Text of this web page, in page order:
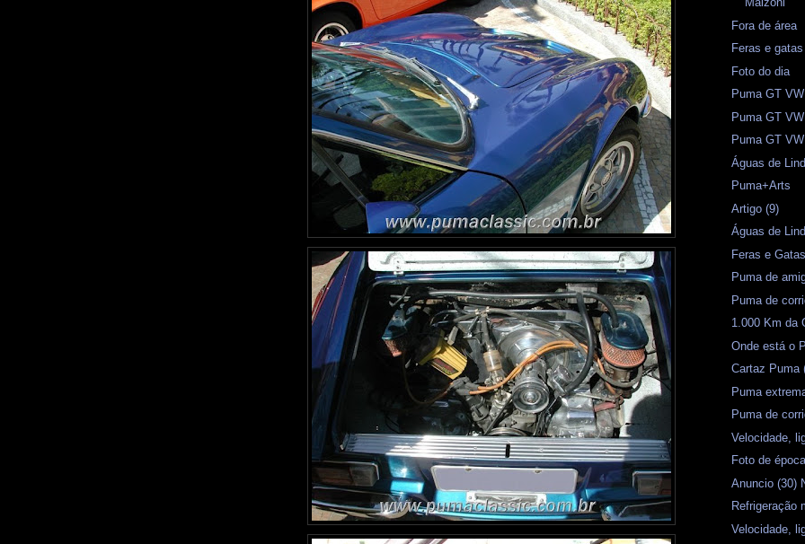
Fora de área
Feras e gatas
Foto do dia
Puma GT
Puma GT
Puma GT
Águas de
Puma+Arts
Artigo (9)
Águas de
Feras e Gatas
Puma de
Puma de
1.000 Km da
Onde está o
Cartaz Puma
Puma
Puma de
Velocidade,
Foto de
Anuncio (30)
Refrigeração
Velocidade,